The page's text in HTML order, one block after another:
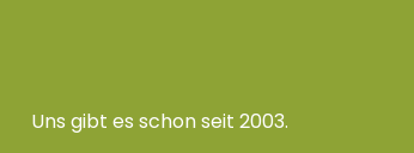
Uns gibt es schon seit 2003.